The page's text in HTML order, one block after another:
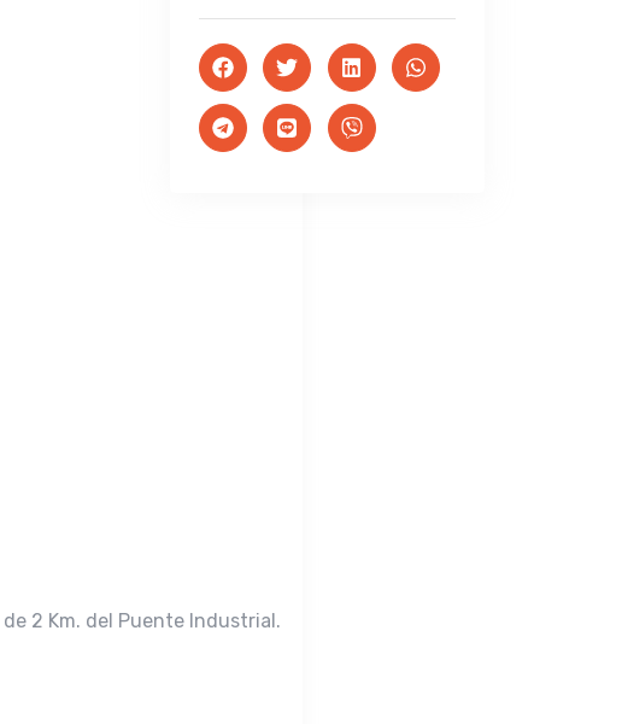
2 Km. del Puente Industrial.